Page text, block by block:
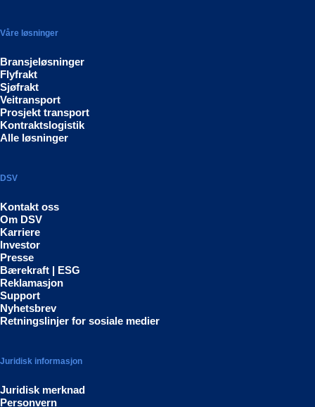
Våre løsninger
Bransjeløsninger
Flyfrakt
Sjøfrakt
Veitransport
Prosjekt transport
Kontraktslogistik
Alle løsninger
DSV
Kontakt oss
Om DSV
Karriere
Investor
Presse
Bærekraft | ESG
Reklamasjon
Support
Nyhetsbrev
Retningslinjer for sosiale medier
Juridisk informasjon
Juridisk merknad
Personvern